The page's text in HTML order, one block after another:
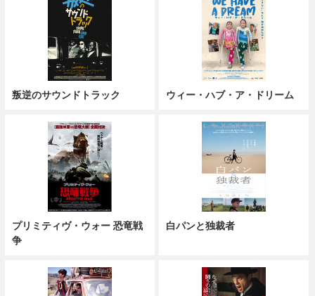
叛逆のサウンドトラック ウィー・ハブ・ア・ドリーム
プリミティヴ・ウォー 恐竜戦
争
白パンと独裁者